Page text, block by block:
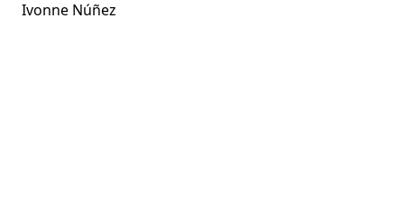
Ivonne Núñez